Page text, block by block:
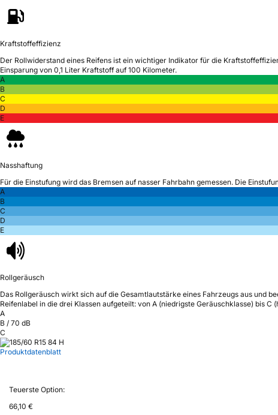
Kraftstoffeffizienz
Der Rollwiderstand eines Reifens ist ein wichtiger Indikator für die
Einsparung von 0,1 Liter Kraftstoff auf 100 Kilometer.
A
B
C
D
E
Nasshaftung
Für die Einstufung wird das Bremsen auf nasser Fahrbahn gemessen. Die
A
B
C
D
E
Rollgeräusch
Das Rollgeräusch wirkt sich auf die Gesamtlautstärke eines Fahrzeugs aus und
Reifenlabel in die drei Klassen aufgeteilt: von A (niedrigste Geräuschklasse) bis
A
B / 70 dB
C
Produktdatenblatt
Teuerste Option:
66,10 €